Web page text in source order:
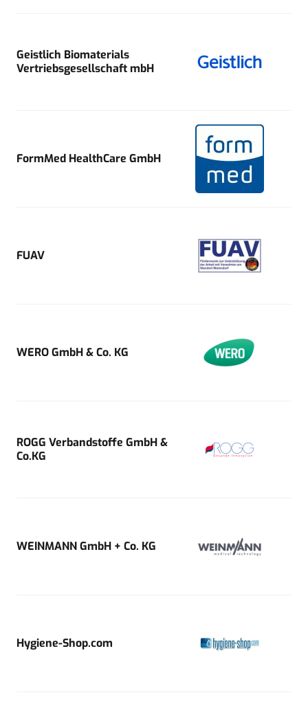
Geistlich Biomaterials
Vertriebsgesellschaft mbH
FormMed HealthCare GmbH
FUAV
WERO GmbH & Co. KG
ROGG Verbandstoffe GmbH &
Co.KG
WEINMANN GmbH + Co. KG
Hygiene-Shop.com